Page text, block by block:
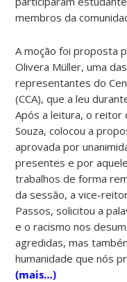
membros da
A moção foi proposta
Olivera Müller, uma
representantes do
(CCA), que a leu
Após a leitura, o reitor
Souza, colocou a
aprovada por
presentes e por
trabalhos de forma
da sessão, a vice-
Passos, solicitou a
e o racismo nos
agredidas, mas
humanidade que nós
(mais…)